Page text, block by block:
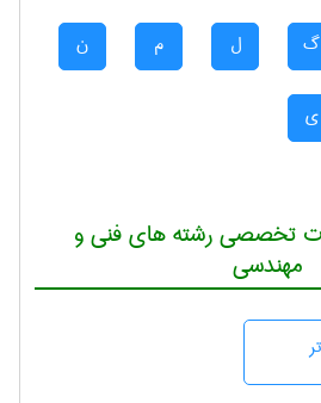
گ ل م ن
ی
تخصصی رشته های فنی و
مهندسی